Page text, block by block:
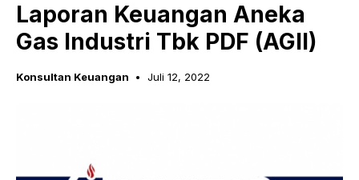
Laporan Keuangan Aneka
Gas Industri Tbk PDF (AGII)
Konsultan Keuangan Juli 12, 2022